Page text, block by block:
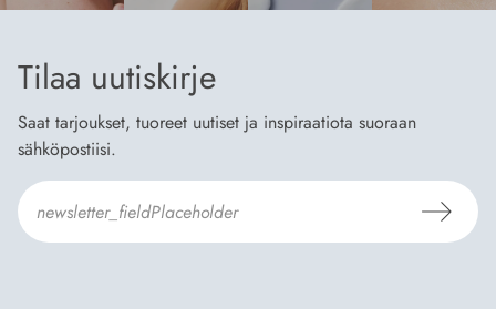
Tilaa uutiskirje
Saat tarjoukset, tuoreet uutiset ja inspiraatiota suoraan
sähköpostiisi.